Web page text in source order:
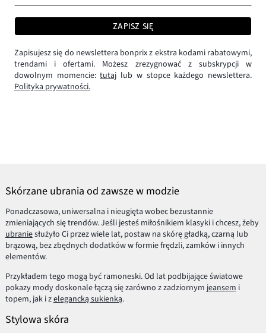
ZAPISZ SIĘ
Zapisujesz się do newslettera bonprix z ekstra kodami rabatowymi,
trendami i ofertami. Możesz zrezygnować z subskrypcji w
dowolnym momencie:tutaj lub w stopce każdego newslettera.
Polityka prywatności.
Skórzane ubrania od zawsze w modzie
Ponadczasowa, uniwersalna i nieugięta wobec bezustannie
zmieniających się trendów. Jeśli jesteś miłośnikiem klasyki i chcesz, żeby
ubraniesłużyło Ci przez wiele lat, postaw na skórę gładką, czarną lub
brązową, bez zbędnych dodatków w formie frędzli, zamków i innych
elementów.
Przykładem tego mogą być ramoneski. Od lat podbijające światowe
pokazy mody doskonale łączą się zarówno z zadziornym jeansem i
topem, jak i zelegancką sukienką.
Stylowa skóra